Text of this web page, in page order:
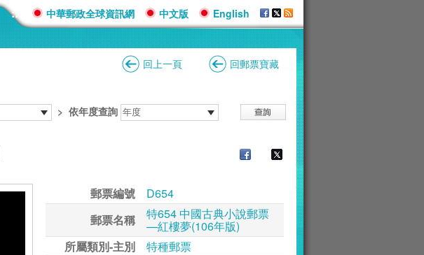
::: 中華郵政全球資訊網 中文版 English
回上一頁 回郵票寶藏
> 依年度查詢
郵票編號
D654
郵票名稱
特654 中國古典小說郵票
—紅樓夢(106年版)
所屬類別-主別
特種郵票